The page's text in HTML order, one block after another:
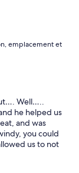
emplacement et
Well…..
he helped us
and was
you could
us to not
evening